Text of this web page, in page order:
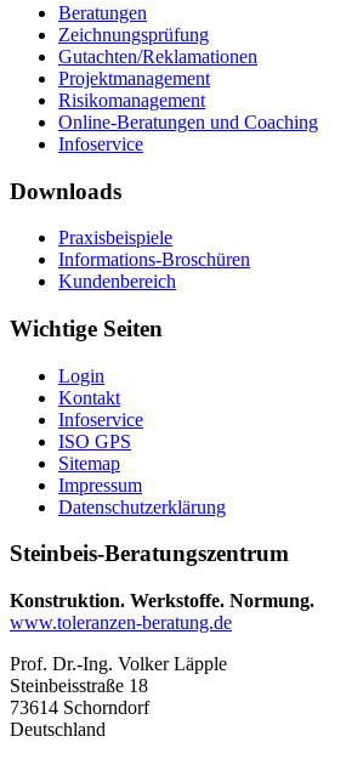
Beratungen
Zeichnungsprüfung
Gutachten/Reklamationen
Projektmanagement
Risikomanagement
Online-Beratungen und Coaching
Infoservice
Downloads
Praxisbeispiele
Informations-Broschüren
Kundenbereich
Wichtige Seiten
Login
Kontakt
Infoservice
ISO GPS
Sitemap
Impressum
Datenschutzerklärung
Steinbeis-Beratungszentrum
Konstruktion. Werkstoffe. Normung.
www.toleranzen-beratung.de
Prof. Dr.-Ing. Volker Läpple
Steinbeisstraße 18
73614 Schorndorf
Deutschland